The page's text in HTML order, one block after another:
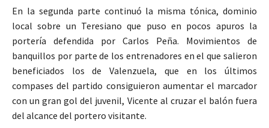
En la segunda parte continuó la misma tónica, dominio
local sobre un Teresiano que puso en pocos apuros la
portería defendida por Carlos Peña. Movimientos de
banquillos por parte de los entrenadores en el que salieron
beneficiados los de Valenzuela, que en los últimos
compases del partido consiguieron aumentar el marcador
con un gran gol del juvenil, Vicente al cruzar el balón fuera
del alcance del portero visitante.